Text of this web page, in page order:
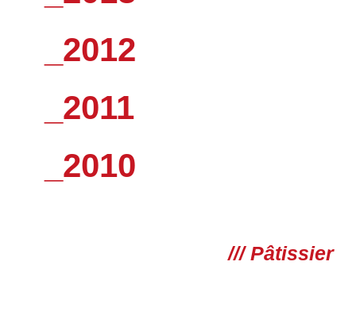
_2012
_2011
_2010
/// Pâtissier